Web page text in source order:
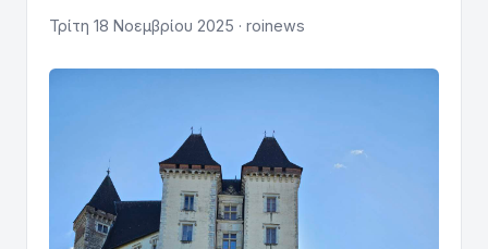
Τρίτη 18 Νοεμβρίου 2025 · roinews